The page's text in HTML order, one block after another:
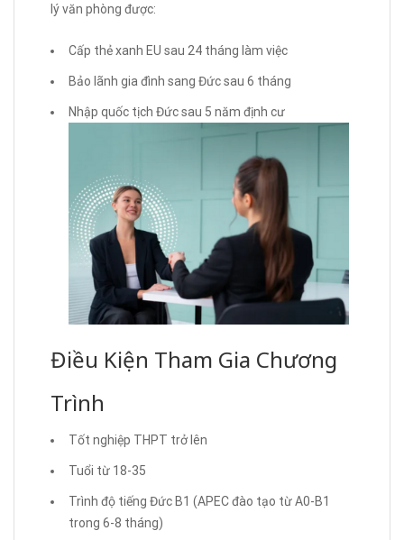
lý văn phòng được:
Cấp thẻ xanh EU sau 24 tháng làm việc
Bảo lãnh gia đình sang Đức sau 6 tháng
Nhập quốc tịch Đức sau 5 năm định cư
Điều Kiện Tham Gia Chương
Trình
Tốt nghiệp THPT trở lên
Tuổi từ 18-35
Trình độ tiếng Đức B1 (APEC đào tạo từ A0-B1
trong 6-8 tháng)